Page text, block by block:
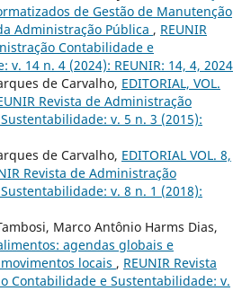
de Gestão de Manutenção
Administração Pública , REUNIR
Contabilidade e
v. 14 n. 4 (2024): REUNIR: 14, 4, 2024
de Carvalho, EDITORIAL, VOL.
Revista de Administração
v. 5 n. 3 (2015):
de Carvalho, EDITORIAL VOL. 8,
Revista de Administração
v. 8 n. 1 (2018):
Marco Antônio Harms Dias,
agendas globais e
locais , REUNIR Revista
Contabilidade e Sustentabilidade: v.